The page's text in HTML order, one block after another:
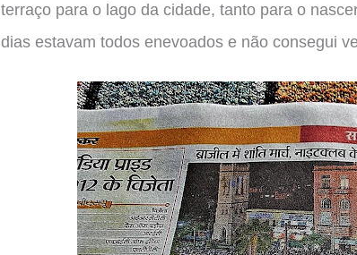
terraço para o lago da cidade, tanto para o
dias estavam todos enevoados e não consegui